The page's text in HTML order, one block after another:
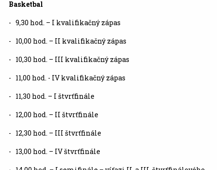
Basketbal
- 9,30 hod. – I kvalifikačný zápas
- 10,00 hod. – II kvalifikačný zápas
- 10,30 hod. – III kvalifikačný zápas
- 11,00 hod. - IV kvalifikačný zápas
- 11,30 hod. – I štvrťfinále
- 12,00 hod. – II štvrťfinále
- 12,30 hod. – III štvrťfinále
- 13,00 hod. – IV štvrťfinále